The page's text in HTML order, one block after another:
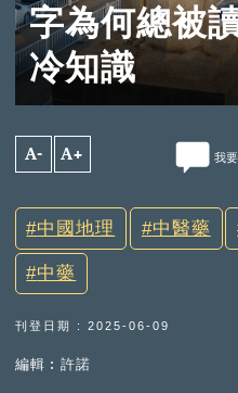
字為何總被
冷知識
A- A+ 我
中國地理 中醫藥
中藥
刊登日期 : 2025-06-09
編輯︰許諾